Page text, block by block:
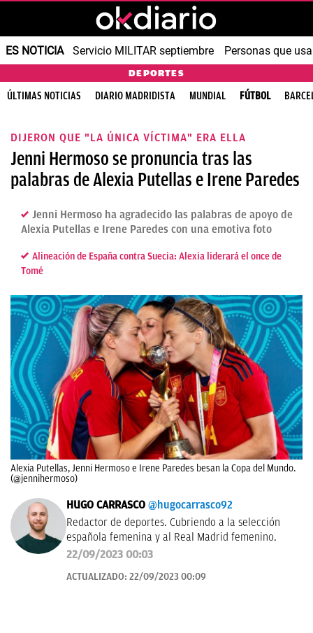
ES NOTICIA Servicio MILITAR septiembre Personas que
DEPORTES
ÚLTIMAS NOTICIAS DIARIO MADRIDISTA MUNDIAL FÚTBOL
DIJERON QUE "LA ÚNICA VÍCTIMA" ERA ELLA
Jenni Hermoso se pronuncia tras las
palabras de Alexia Putellas e Irene Paredes
Jenni Hermoso ha agradecido las palabras de apoyo de
Alexia Putellas e Irene Paredes con una emotiva foto
Alineación de España contra Suecia: Alexia liderará el once de
Tomé
Alexia Putellas, Jenni Hermoso e Irene Paredes besan la Copa del Mundo.
(@jennihermoso)
HUGO CARRASCO @hugocarrasco92
Redactor de deportes. Cubriendo a la selección
española femenina y al Real Madrid femenino.
22/09/2023 00:03
ACTUALIZADO: 22/09/2023 00:09